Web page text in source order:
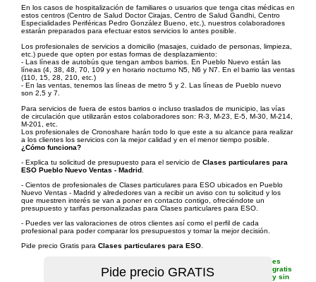
En los casos de hospitalización de familiares o usuarios que tenga citas médicas en
estos centros (Centro de Salud Doctor Cirajas, Centro de Salud Gandhi, Centro
Especialidades Periféricas Pedro González Bueno, etc.), nuestros colaboradores
estarán preparados para efectuar estos servicios lo antes posible.
Los profesionales de servicios a domicilio (masajes, cuidado de personas, limpieza,
etc.) puede que opten por estas formas de desplazamiento:
- Las líneas de autobús que tengan ambos barrios. En Pueblo Nuevo están las
líneas (4, 38, 48, 70, 109 y en horario nocturno N5, N6 y N7. En el barrio las ventas
(110, 15, 28, 210, etc.)
- En las ventas, tenemos las líneas de metro 5 y 2. Las líneas de Pueblo nuevo
son 2,5 y 7.
Para servicios de fuera de estos barrios o incluso traslados de municipio, las vías
de circulación que utilizarán estos colaboradores son: R-3, M-23, E-5, M-30, M-214,
M-201, etc.
Los profesionales de Cronoshare harán todo lo que este a su alcance para realizar
a los clientes los servicios con la mejor calidad y en el menor tiempo posible.
¿Cómo funciona?
- Explica tu solicitud de presupuesto para el servicio de Clases particulares para
ESO Pueblo Nuevo Ventas - Madrid
- Cientos de profesionales de Clases particulares para ESO ubicados en Pueblo
Nuevo Ventas - Madrid y alrededores van a recibir un aviso con tu solicitud y los
que muestren interés se van a poner en contacto contigo, ofreciéndote un
presupuesto y tarifas personalizadas para Clases particulares para ESO.
- Puedes ver las valoraciones de otros clientes así como el perfil de cada
profesional para poder comparar los presupuestos y tomar la mejor decisión.
Pide precio Gratis para Clases particulares para ESO
es
gratis
y sin